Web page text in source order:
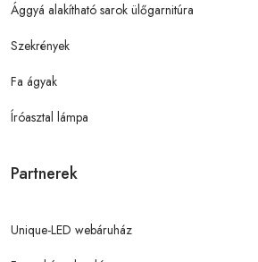
Ággyá alakítható sarok ülőgarnitúra
Szekrények
Fa ágyak
Íróasztal lámpa
Partnerek
Unique-LED webáruház